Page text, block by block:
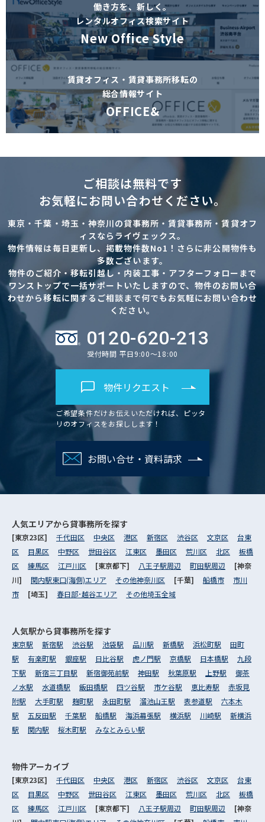
働き方を、新しく。
レンタルオフィス検索サイト
New Office Style
賃貸オフィス・賃貸事務所移転の
総合情報サイト
OFFICE&
ご相談は無料です
お気軽にお問い合わせください。
東京・千葉・埼玉・神奈川の貸事務所・賃貸事務所・賃貸オフ
ィスならライヴェックス。
物件情報は毎日更新し、掲載物件数No1！さらに非公開物件も
多数ございます。
物件のご紹介・移転引越し・内装工事・アフターフォローまで
ワンストップで一括サポートいたしますので、物件のお問い合
わせから移転に関するご相談まで何でもお気軽にお問い合わせ
ください。
0120-620-213
受付時間 平日9:00～18:00
物件リクエスト
ご希望条件だけお伝えいただければ、ピッタ
リのオフィスをお探しします！
お問い合せ・資料請求
人気エリアから貸事務所を探す
[東京23区] 千代田区 中央区 港区 新宿区 渋谷区 文京区
台東
区
目黒区 中野区 世田谷区 江東区 墨田区 荒川区 北区
板橋
区
練馬区 江戸川区 [東京都下] 八王子駅周辺 町田駅周辺
[神奈
川] 関内駅東口(海側)エリア その他神奈川区 [千葉] 船橋市
市川
市
[埼玉] 春日部･越谷エリア その他埼玉全域
人気駅から貸事務所を探す
東京駅 新宿駅 渋谷駅 池袋駅 品川駅 新橋駅 浜松町駅
田町
駅
有楽町駅 銀座駅 日比谷駅 虎ノ門駅 京橋駅 日本橋駅
九段
下駅
新宿三丁目駅 新宿御苑前駅 神田駅 秋葉原駅 上野駅
御茶
ノ水駅
水道橋駅 飯田橋駅 四ツ谷駅 市ケ谷駅 恵比寿駅
赤坂見
附駅
大手町駅 麹町駅 永田町駅 溜池山王駅 表参道駅
六本木
駅
五反田駅 千葉駅 船橋駅 海浜幕張駅 横浜駅 川崎駅
新横浜
駅
関内駅 桜木町駅 みなとみらい駅
物件アーカイブ
[東京23区] 千代田区 中央区 港区 新宿区 渋谷区 文京区
台東
区
目黒区 中野区 世田谷区 江東区 墨田区 荒川区 北区
板橋
区
練馬区 江戸川区 [東京都下] 八王子駅周辺 町田駅周辺
[神奈